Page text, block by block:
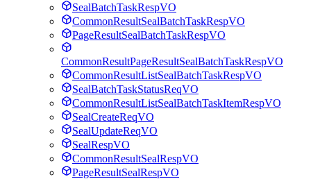
SealBatchTaskRespVO
CommonResultSealBatchTaskRespVO
PageResultSealBatchTaskRespVO
CommonResultPageResultSealBatchTaskRespVO
CommonResultListSealBatchTaskRespVO
SealBatchTaskStatusReqVO
CommonResultListSealBatchTaskItemRespVO
SealCreateReqVO
SealUpdateReqVO
SealRespVO
CommonResultSealRespVO
PageResultSealRespVO